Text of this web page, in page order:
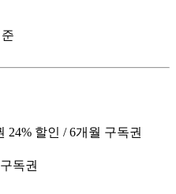
24% 할인 / 6개월 구독권
독권